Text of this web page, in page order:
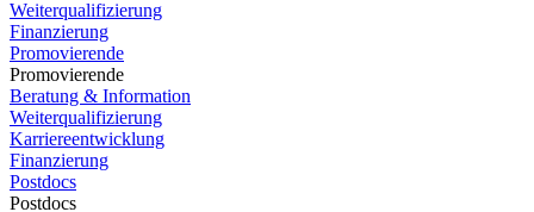
Weiterqualifizierung
Finanzierung
Promovierende
Promovierende
Beratung & Information
Weiterqualifizierung
Karriereentwicklung
Finanzierung
Postdocs
Postdocs